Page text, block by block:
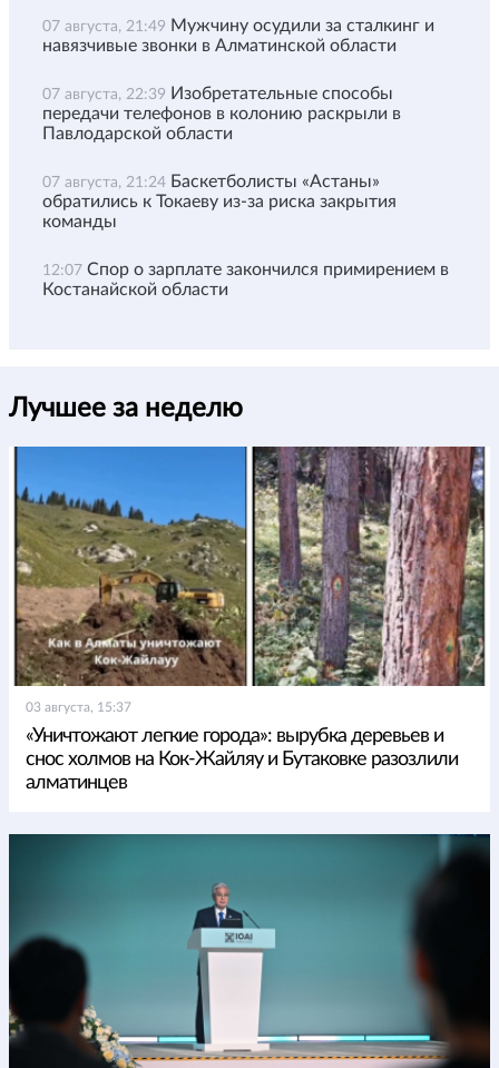
07 августа, 21:49 Мужчину осудили за сталкинг и
навязчивые звонки в Алматинской области
07 августа, 22:39 Изобретательные способы
передачи телефонов в колонию раскрыли в
Павлодарской области
07 августа, 21:24 Баскетболисты «Астаны»
обратились к Токаеву из-за риска закрытия
команды
12:07 Спор о зарплате закончился примирением в
Костанайской области
Лучшее за неделю
03 августа, 15:37
«Уничтожают легкие города»: вырубка деревьев и
снос холмов на Кок-Жайляу и Бутаковке разозлили
алматинцев